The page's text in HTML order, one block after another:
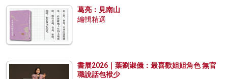
葛亮：見南山
編輯精選
書展2026｜葉劉淑儀：最喜歡姐姐角色 無官
職說話包袱少